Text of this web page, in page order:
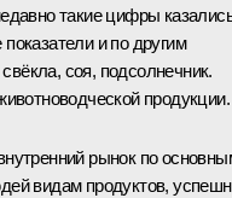
такие цифры
и по другим
соя, подсолнечник.
продукции.
рынок по
видам продуктов,